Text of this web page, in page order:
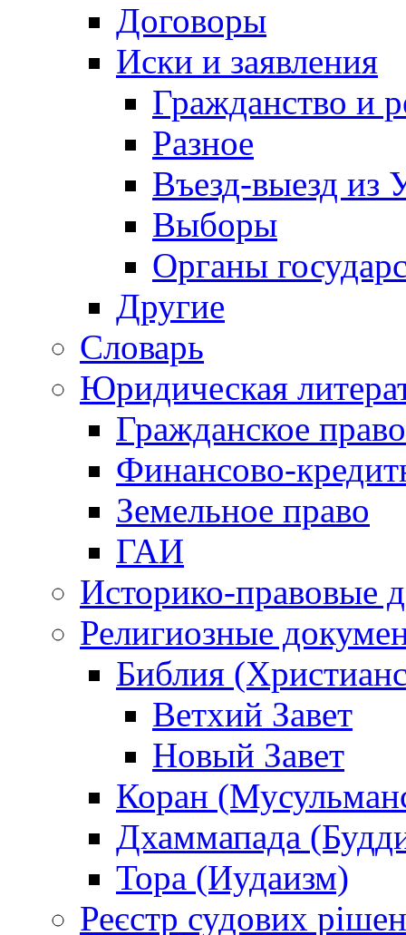
Договоры
Иски и заявления
Гражданство и
Разное
Въезд-выезд из
Выборы
Органы
Другие
Словарь
Юридическая
Гражданское право
Финансово-
Земельное право
ГАИ
Историко-правовые
Религиозные
Библия
Ветхий Завет
Новый Завет
Коран
Дхаммапада
Тора (Иудаизм)
Реєстр судових